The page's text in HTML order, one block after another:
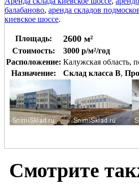
балабаново, аренда складов
киевское шоссе.
Площадь: 2600 м²
Стоимость:
3000 р/м²/год
Расположение: Калужская область,
Назначение:
Склад класса B,
Смотрите